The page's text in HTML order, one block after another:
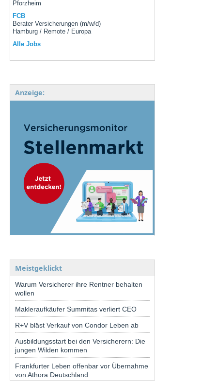
Pforzheim
FCB
Berater Versicherungen (m/w/d)
Hamburg / Remote / Europa
Alle Jobs
Anzeige:
Meistgeklickt
Warum Versicherer ihre Rentner behalten
wollen
Makleraufkäufer Summitas verliert CEO
R+V bläst Verkauf von Condor Leben ab
Ausbildungsstart bei den Versicherern: Die
jungen Wilden kommen
Frankfurter Leben offenbar vor Übernahme
von Athora Deutschland